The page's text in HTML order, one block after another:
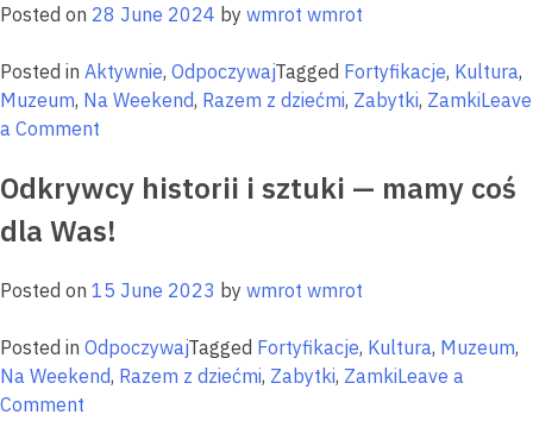
i
poza
szkolną
Posted on 28 June 2024 by wmrot wmrot
Posted in Aktywnie, OdpoczywajTagged Fortyfikacje, Kultura,
Muzeum, Na Weekend, Razem z dziećmi, Zabytki, ZamkiLeave
a Comment
spacery
atrakcje
regionie
Odkrywcy historii i sztuki — mamy coś
dla Was!
Posted on 15 June 2023 by wmrot wmrot
Posted in OdpoczywajTagged Fortyfikacje, Kultura, Muzeum,
Na Weekend, Razem z dziećmi, Zabytki, ZamkiLeave a
Comment